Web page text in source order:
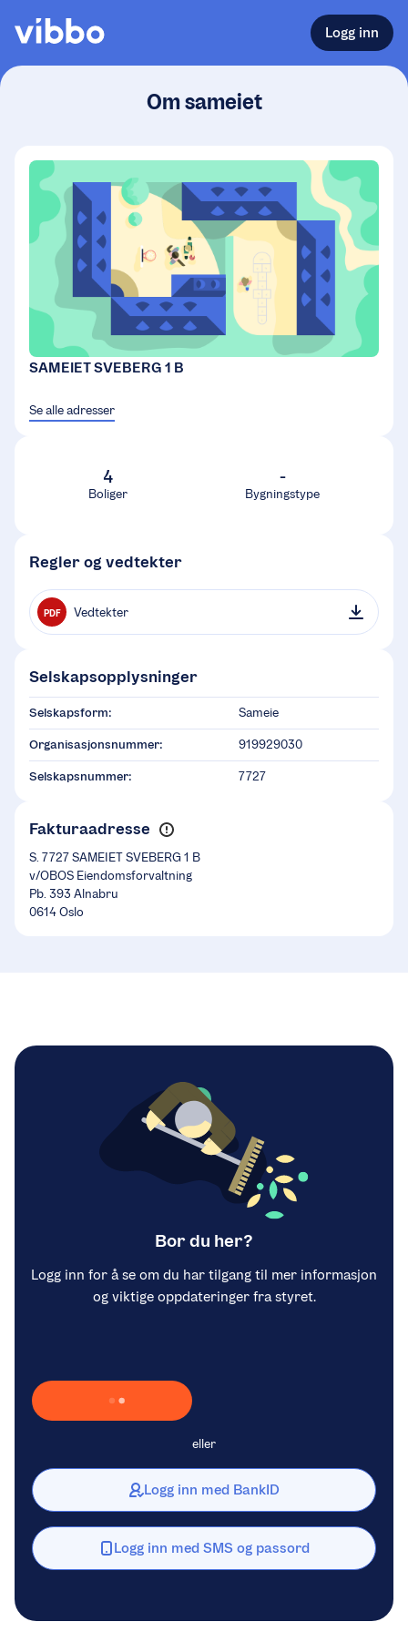
Logg inn
Om sameiet
SAMEIET SVEBERG 1 B
Se alle adresser
4
Boliger
-
Bygningstype
Regler og vedtekter
PDF Vedtekter
Selskapsopplysninger
Selskapsform: Sameie
Organisasjonsnummer: 919929030
Selskapsnummer: 7727
Fakturaadresse
S. 7727 SAMEIET SVEBERG 1 B
v/OBOS Eiendomsforvaltning
Pb. 393 Alnabru
0614 Oslo
Bor du her?
Logg inn for å se om du har tilgang til mer informasjon
og viktige oppdateringer fra styret.
Laster inn Vipps …
eller
Logg inn med BankID
Logg inn med SMS og passord